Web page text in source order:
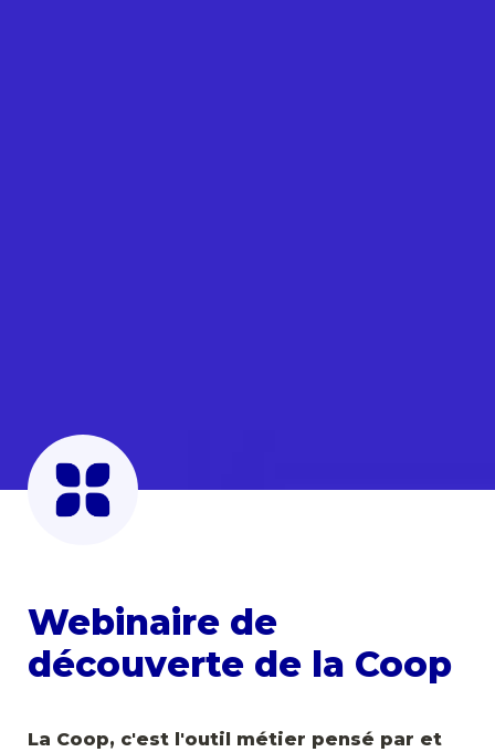
Webinaire de
découverte de la Coop
La Coop, c'est l'outil métier pensé par et